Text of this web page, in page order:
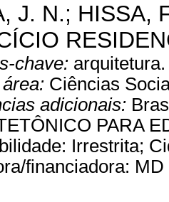
J. N.; HISSA,
chave: arquitetura.
Ciências
adicionais:
PARA
Irrestrita;
financiadora: